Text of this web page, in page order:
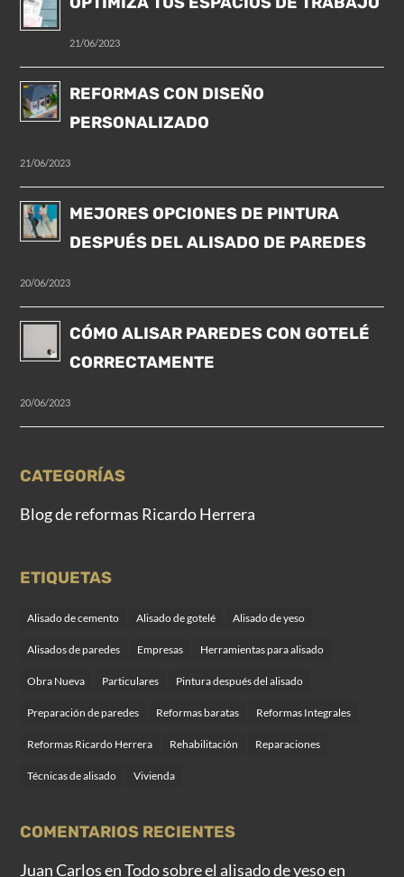
21/06/2023
REFORMAS CON DISEÑO
PERSONALIZADO
21/06/2023
MEJORES OPCIONES DE PINTURA
DESPUÉS DEL ALISADO DE PAREDES
20/06/2023
CÓMO ALISAR PAREDES CON GOTELÉ
CORRECTAMENTE
20/06/2023
CATEGORÍAS
Blog de reformas Ricardo Herrera
ETIQUETAS
Alisado de cemento Alisado de gotelé Alisado de yeso
Alisados de paredes Empresas Herramientas para alisado
Obra Nueva Particulares Pintura después del alisado
Preparación de paredes Reformas baratas Reformas Integrales
Reformas Ricardo Herrera Rehabilitación Reparaciones
Técnicas de alisado Vivienda
COMENTARIOS RECIENTES
Juan CarlosenTodo sobre el alisado de yeso en